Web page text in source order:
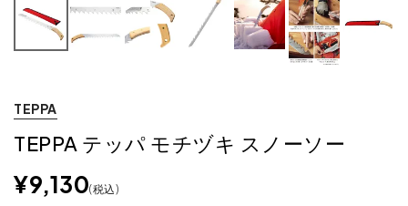
TEPPA
TEPPA テッパ モチヅキ スノーソー
¥9,130 税込